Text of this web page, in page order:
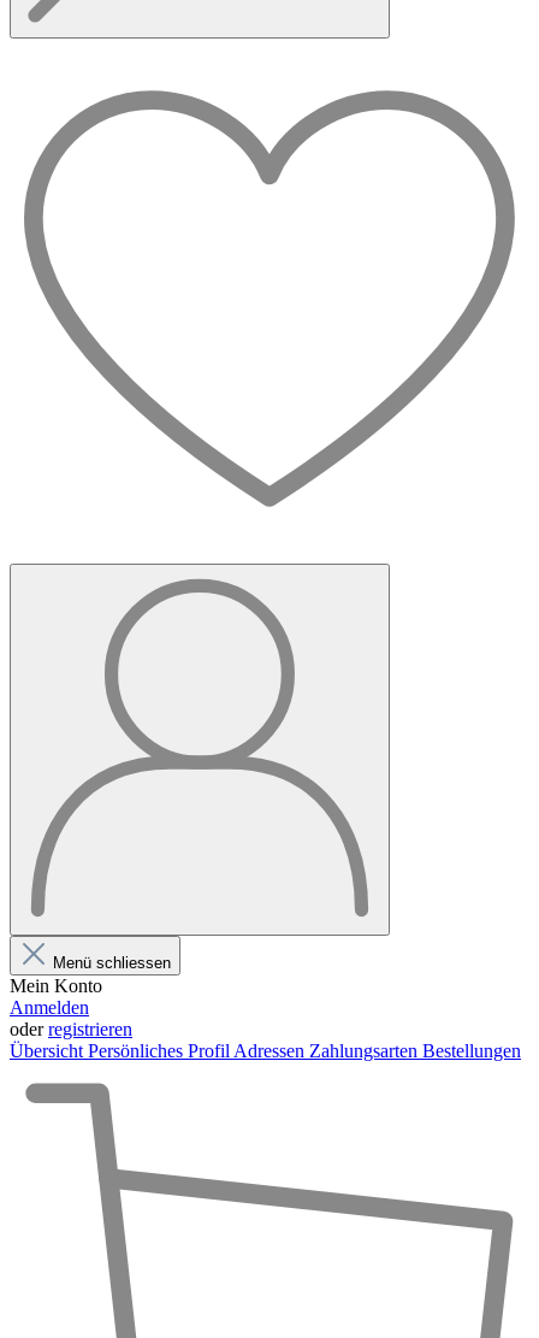
Menü schliessen
Mein Konto
Anmelden
oderregistrieren
Übersicht Persönliches Profil Adressen Zahlungsarten Bestellungen